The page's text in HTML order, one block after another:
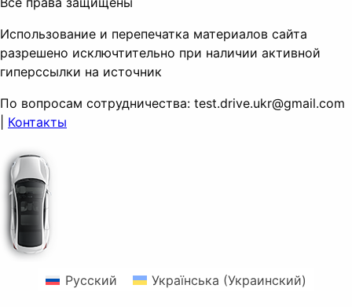
Использование и перепечатка материалов сайта
разрешено исключтительно при наличии активной
гиперссылки на источник
По вопросам сотрудничества: test.drive.ukr@gmail.com
Контакты
Русский Українська (Украинский)